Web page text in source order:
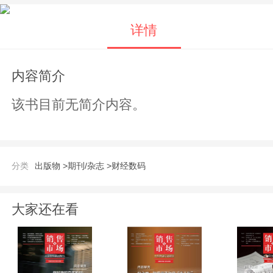
详情
内容简介
该书目前无简介内容。
分类 出版物 >期刊/杂志 >财经数码
大家还在看